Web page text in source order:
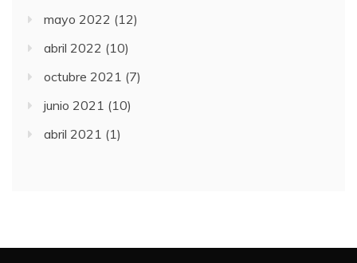
mayo 2022 (12)
abril 2022 (10)
octubre 2021 (7)
junio 2021 (10)
abril 2021 (1)